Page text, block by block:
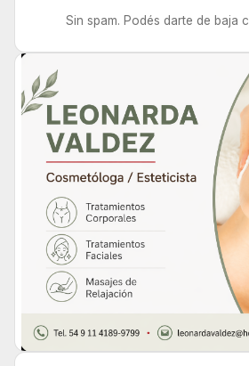
Sin spam. Podés darte de baja